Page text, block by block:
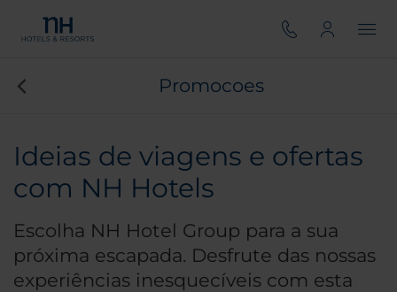
Promocoes
Ideias de viagens e ofertas
com NH Hotels
Escolha NH Hotel Group para a sua
próxima escapada. Desfrute das nossas
experiências inesquecíveis com esta